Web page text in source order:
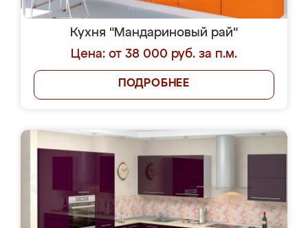
Кухня "Мандариновый рай"
Цена: от 38 000 руб. за п.м.
ПОДРОБНЕЕ